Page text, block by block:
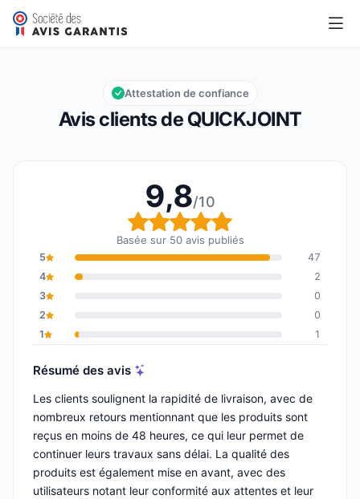
QUICKJOINT
Note globale : 9,8 sur 10
9,8/10
Avis clients de QUICKJOINT
Attestation de confiance
9,8/10
Note globale : 9,8 sur
Basée sur 50 avis publiés
5
47
4
2
3
0
2
0
1
1
Résumé des avis
Les clients soulignent la rapidité de livraison, avec de
nombreux retours mentionnant que les produits sont
reçus en moins de 48 heures, ce qui leur permet de
continuer leurs travaux sans délai. La qualité des
produits est également mise en avant, avec des
utilisateurs notant leur conformité aux attentes et leur